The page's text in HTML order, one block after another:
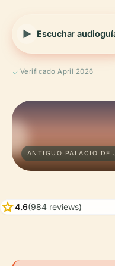
Escuchar
Verificado April 2026
ANTIGUO PALACIO DE
star4.6(984 reviews)